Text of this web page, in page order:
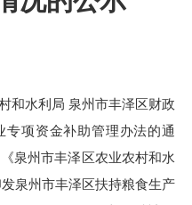
水利局 泉州市丰泽区财政
专项资金补助管理办法的通
泉州市丰泽区农业农村和水
泉州市丰泽区扶持粮食生产